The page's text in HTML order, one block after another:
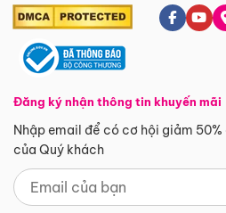
Đăng ký nhận thông tin khuyến mãi
Nhập email để có cơ hội giảm
của Quý khách